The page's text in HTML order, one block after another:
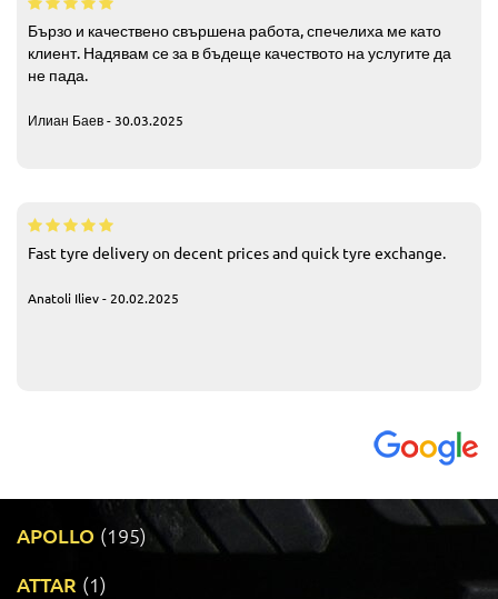
Бързо и качествено свършена работа, спечелиха ме като
клиент. Надявам се за в бъдеще качеството на услугите да
не пада.
Илиан Баев - 30.03.2025
Fast tyre delivery on decent prices and quick tyre exchange.
Anatoli Iliev - 20.02.2025
APOLLO (195)
ATTAR (1)